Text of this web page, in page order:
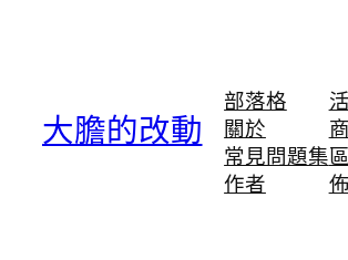
大膽的改動
部落格
關於
常見問題集
作者